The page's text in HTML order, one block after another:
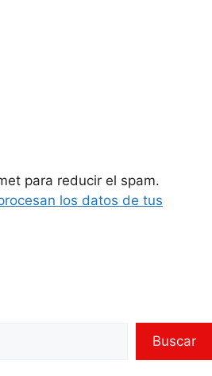
para reducir el spam.
los datos de tus
Buscar